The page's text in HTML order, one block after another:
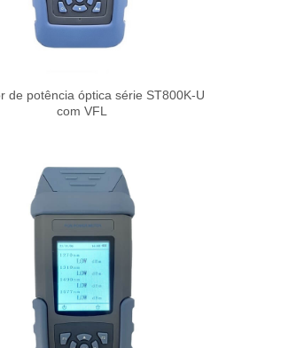
de potência óptica série ST800K-U
com VFL